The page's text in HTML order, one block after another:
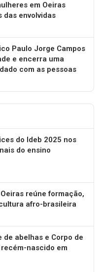
em Oeiras
das envolvidas
Paulo Jorge Campos
e encerra uma
com as pessoas
do Ideb 2025 nos
do ensino
Oeiras reúne formação,
afro-brasileira
de abelhas e Corpo de
nascido em